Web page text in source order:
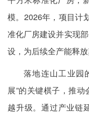
模。2026年，项目计
准化厂房建设并实现
设，为后续全产能释放
落地连山工业园
展”的关键棋子，推
越升级。通过产业链